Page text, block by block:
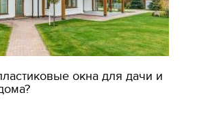
окна для дачи и